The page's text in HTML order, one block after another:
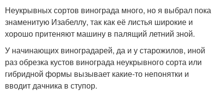
Неукрывных сортов винограда много, но я выбрал пока
знаменитую Изабеллу, так как её листья широкие и
хорошо притеняют машину в палящий летний зной.
У начинающих виноградарей, да и у старожилов, иной
раз обрезка кустов винограда неукрывного сорта или
гибридной формы вызывает какие-то непонятки и
вводит дачника в ступор.